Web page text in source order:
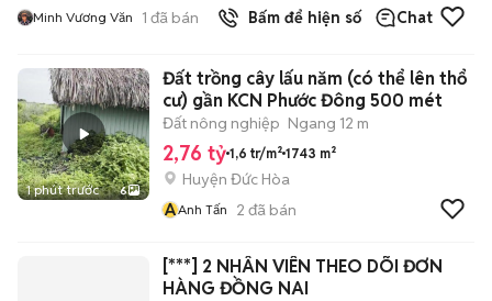
Minh Vương Văn 1 đã bán Bấm để hiện số Chat
1 phút trước 6
Đất trồng cây lấu năm (có thể lên thổ
cư) gần KCN Phước Đông 500 mét
Đất nông nghiệp Ngang 12 m
2,76 tỷ 1,6 tr/m² 1743 m²
Huyện Đức Hòa
AAnh Tấn 2 đã bán
[***] 2 NHÂN VIÊN THEO DÕI ĐƠN
HÀNG ĐỒNG NAI